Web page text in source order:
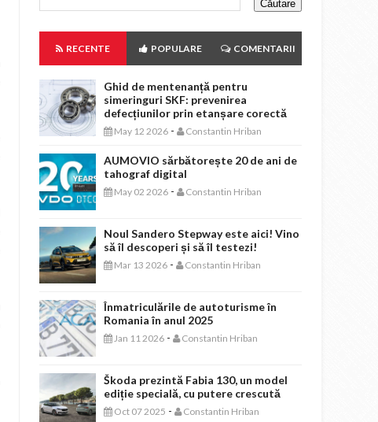
RECENTE POPULARE COMENTARII
Ghid de mentenanță pentru
simeringuri SKF: prevenirea
defecțiunilor prin etanșare corectă
May 12 2026 - Constantin Hriban
AUMOVIO sărbătorește 20 de ani de
tahograf digital
May 02 2026 - Constantin Hriban
Noul Sandero Stepway este aici! Vino
să îl descoperi și să îl testezi!
Mar 13 2026 - Constantin Hriban
Înmatriculările de autoturisme în
Romania în anul 2025
Jan 11 2026 - Constantin Hriban
Škoda prezintă Fabia 130, un model
ediție specială, cu putere crescută
Oct 07 2025 - Constantin Hriban